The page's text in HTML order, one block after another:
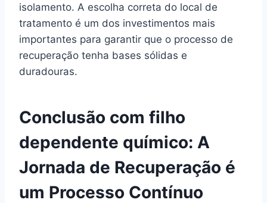
isolamento. A escolha correta do local de
tratamento é um dos investimentos mais
importantes para garantir que o processo de
recuperação tenha bases sólidas e
duradouras.
Conclusão com filho
dependente químico: A
Jornada de Recuperação é
um Processo Contínuo